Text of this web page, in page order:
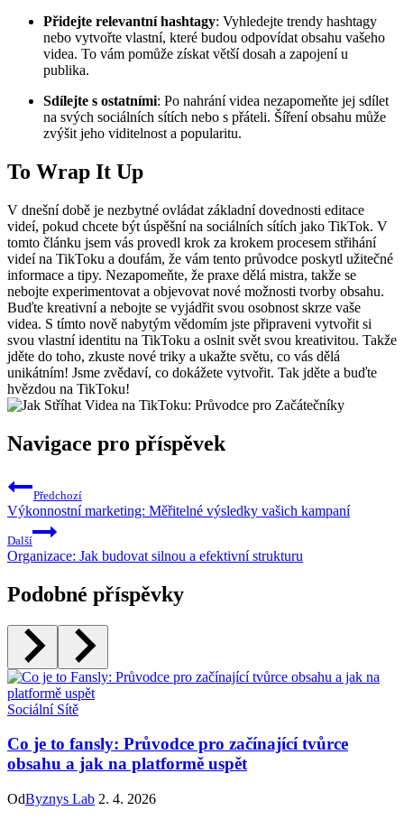
Přidejte relevantní hashtagy: Vyhledejte trendy hashtagy
nebo vytvořte vlastní, které budou odpovídat obsahu vašeho
videa. To vám pomůže získat větší dosah a zapojení u
publika.
Sdílejte s ostatními: Po nahrání videa nezapomeňte jej sdílet
na svých sociálních sítích nebo s přáteli. Šíření obsahu může
zvýšit jeho viditelnost a popularitu.
To Wrap It Up
V dnešní době je nezbytné ovládat základní dovednosti editace
videí, pokud chcete být úspěšní na sociálních sítích jako TikTok. V
tomto článku jsem vás provedl krok za krokem procesem střihání
videí na TikToku a doufám, že vám tento průvodce poskytl užitečné
informace a tipy. Nezapomeňte, že praxe dělá mistra, takže se
nebojte experimentovat a objevovat nové možnosti tvorby obsahu.
Buďte kreativní a nebojte se vyjádřit svou osobnost skrze vaše
videa. S tímto nově nabytým vědomím jste připraveni vytvořit si
svou vlastní identitu na TikToku a oslnit svět svou kreativitou. Takže
jděte do toho, zkuste nové triky a ukažte světu, co vás dělá
unikátním! Jsme zvědaví, co dokážete vytvořit. Tak jděte a buďte
hvězdou na TikToku!
Navigace pro příspěvek
Předchozí
Výkonnostní marketing: Měřitelné výsledky vašich kampaní
Další
Organizace: Jak budovat silnou a efektivní strukturu
Podobné příspěvky
Sociální Sítě
Co je to fansly: Průvodce pro začínající tvůrce
obsahu a jak na platformě uspět
OdByznys Lab 2. 4. 2026